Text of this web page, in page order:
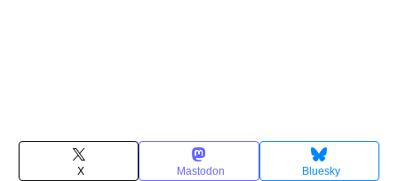
X Mastodon Bluesky